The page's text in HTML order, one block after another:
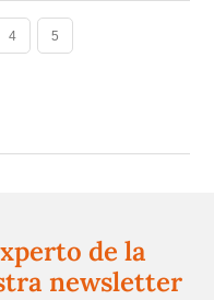
4 5
de la
newsletter